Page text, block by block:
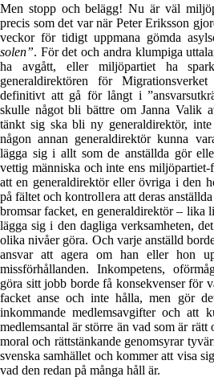
Men stopp och belägg! Nu är väl
precis som det var när Peter Eriksson
veckor för tidigt uppmana gömda
solen”. För det och andra klumpiga
ha avgått, eller miljöpartiet ha
generaldirektören för
definitivt att gå för långt i
skulle något bli bättre om Janna Valik
tänkt sig ska bli ny generaldirektör,
någon annan generaldirektör kunna
lägga sig i allt som de anställda gör
vettig människa och inte ens
att en generaldirektör eller övriga i den
på fältet och kontrollera att deras
bromsar facket, en generaldirektör – lika
lägga sig i den dagliga verksamheten,
olika nivåer göra. Och varje anställd
ansvar att agera om han eller hon
missförhållanden. Inkompetens,
göra sitt jobb borde få konsekvenser för
facket anse och inte hålla, men gör
inkommande medlemsavgifter och att
medlemsantal är större än vad som är
moral och rättstänkande genomsyrar
svenska samhället och kommer att visa
vad den redan på många håll är.